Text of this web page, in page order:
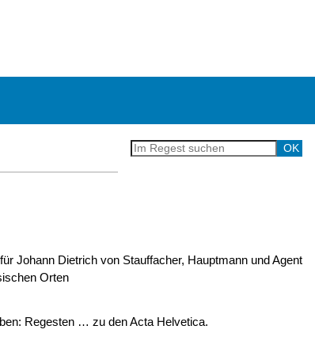
Johann Dietrich von Stauffacher, Hauptmann und Agent
Orten
Regesten … zu den Acta Helvetica.